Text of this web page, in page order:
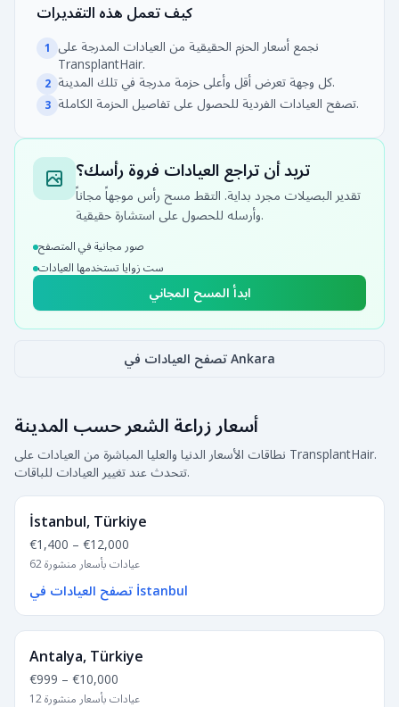
كيف تعمل هذه التقديرات
1
نجمع أسعار الحزم الحقيقية من العيادات المدرجة على
TransplantHair.
2 كل وجهة تعرض أقل وأعلى حزمة مدرجة في تلك المدينة.
3 تصفح العيادات الفردية للحصول على تفاصيل الحزمة الكاملة.
تريد أن تراجع العيادات فروة رأسك؟
تقدير البصيلات مجرد بداية. التقط مسح رأس موجهاً مجاناً
وأرسله للحصول على استشارة حقيقية.
صور مجانية في المتصفح
ست زوايا تستخدمها العيادات
ابدأ المسح المجاني
تصفح العيادات في Ankara
أسعار زراعة الشعر حسب المدينة
نطاقات الأسعار الدنيا والعليا المباشرة من العيادات على TransplantHair.
تتحدث عند تغيير العيادات للباقات.
İstanbul, Türkiye
€1,400 – €12,000
62 عيادات بأسعار منشورة
تصفح العيادات في İstanbul
Antalya, Türkiye
€999 – €10,000
12 عيادات بأسعار منشورة